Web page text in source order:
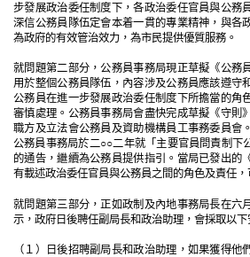
步發展政治委任制度下，各政治委任官員與公務
深信公務員隊伍定會本着一貫的專業精神，與各
為政府的有效管治效力，為市民提供優質服務。
就問題第二部分，公務員事務局現正草擬《公務
用於整個公務員隊伍，內容涉及公務員應該遵守
公務員在進一步發展政治委任制度下所擔當的角
審慎處理。公務員事務局會盡快完成草擬《守則
職方及立法會公務員及資助機構員工事務委員會
公務員事務局於二○○二年就「主要官員問責制下
的通告，繼續為公務員提供指引。當局已發出的
有載述政治委任官員與公務員之間的角色及責任，
就問題第三部分，正如政制及內地事務局長在六
示，政府日後聘任副局長和政治助理，會採取以下
（１）日後招聘副局長和政治助理，如果獲得他